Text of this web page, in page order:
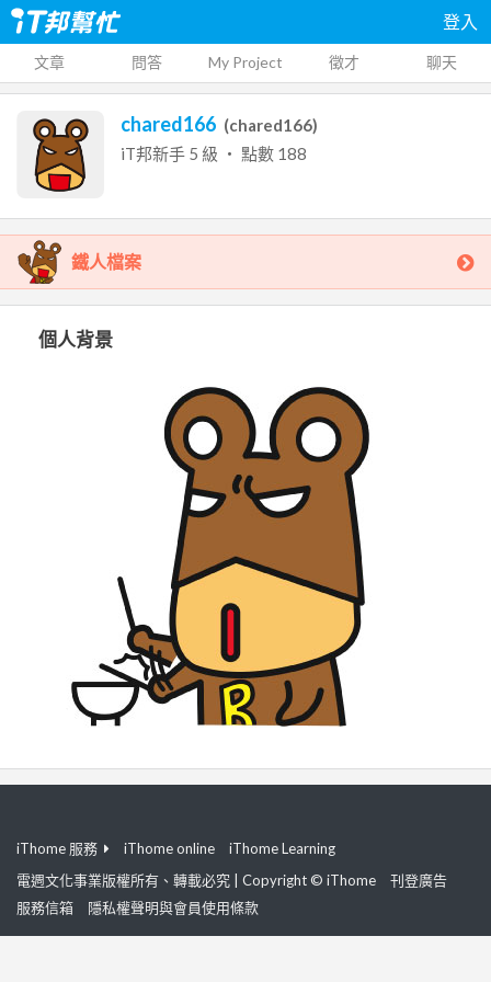
登入
文章 問答 My Project 徵才 聊天
chared166 (chared166)
iT邦新手 5 級 ‧ 點數 188
鐵人檔案
個人背景
iThome 服務 iThome online
iThome Learning
電週文化事業版權所有、轉載必究 | Copyright © iThome
刊登廣告
服務信箱
隱私權聲明與會員使用條款